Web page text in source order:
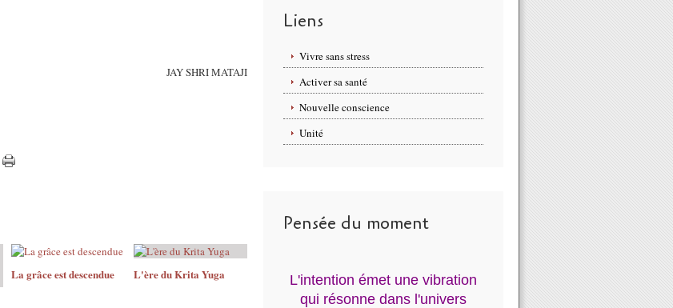
JAY SHRI MATAJI
La grâce est descendue L'ère du Krita Yuga
Liens
Vivre sans stress
Activer sa santé
Nouvelle conscience
Unité
Pensée du moment
L'intention émet une vibration
qui résonne dans l'univers